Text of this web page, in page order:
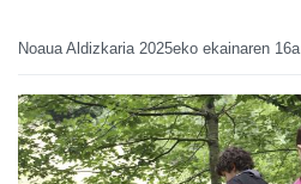
Noaua Aldizkaria 2025eko ekainaren 16a